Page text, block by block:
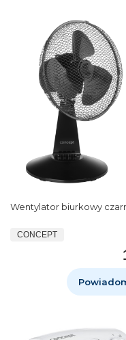
Wentylator biurkowy
CONCEPT